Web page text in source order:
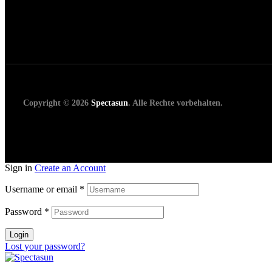
Copyright © 2026 Spectasun. Alle Rechte vorbehalten.
Sign in Create an Account
Username or email *
Password *
Login
Lost your password?